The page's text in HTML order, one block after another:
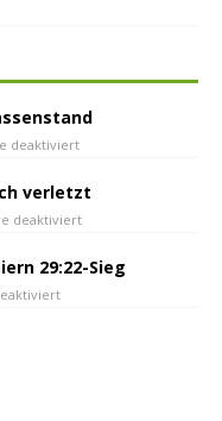
deaktiviert
verletzt
deaktiviert
29:22-Sieg